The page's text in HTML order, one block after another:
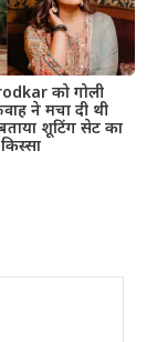
को गोली
ने मचा दी थी
शूटिंग सेट का